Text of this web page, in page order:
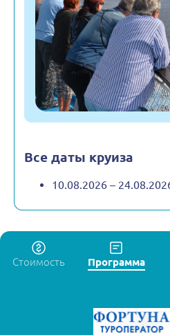
Все даты круиза
10.08.2026 –
Стоимость Программа